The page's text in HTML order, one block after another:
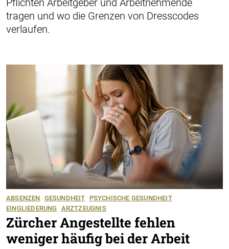
tragen und wo die Grenzen von Dresscodes
verlaufen.
ABSENZEN GESUNDHEIT
PSYCHISCHE GESUNDHEIT
EINGLIEDERUNG
ARZTZEUGNIS
Zürcher Angestellte fehlen
weniger häufig bei der Arbeit